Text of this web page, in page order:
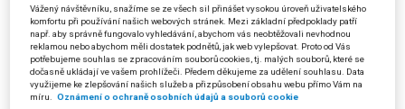
používání pyrotechniky vyplývající z vyhlášky č. 42/1999 Sb. hl. m. Prahy
za účinný. Žalobci vycházeli z rozsudku ze dne 23. 3. 2010, čj. 4 As
17/2009-62, ve kterém Nejvyšší správní soud vyslovil závěr, že vyhláška
č. 174/1992 Sb., o pyrotechnických výrobcích a zacházení s nimi, je od
31. 1. 2008 neaplikovatelným, tedy neúčinným právním předpisem. S
ohledem na tento závěr podle žalobců neexistoval v době zásahu žádný
Vážený návštěvníku, snažíme se ze všech sil přinášet vysokou úroveň uživatelského
komfortu při používání našich webových stránek. Mezi základní předpoklady patří
např. aby správně fungovalo vyhledávání, abychom vás neobtěžovali nevhodnou
reklamou nebo abychom měli dostatek podnětů, jak web vylepšovat. Proto od Vás
potřebujeme souhlas se zpracováním souborů cookies, tj. malých souborů, které se
dočasně ukládají ve vašem prohlížeči. Předem děkujeme za udělení souhlasu. Data
využijeme ke zlepšování našich služeb a přizpůsobení obsahu webu přímo Vám na
míru. Oznámení o ochraně osobních údajů a souborů cookie